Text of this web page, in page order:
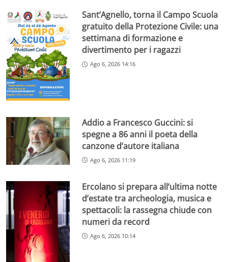
Sant’Agnello, torna il Campo Scuola
gratuito della Protezione Civile: una
settimana di formazione e
divertimento per i ragazzi
Ago 6, 2026 14:16
Addio a Francesco Guccini: si
spegne a 86 anni il poeta della
canzone d’autore italiana
Ago 6, 2026 11:19
Ercolano si prepara all’ultima notte
d’estate tra archeologia, musica e
spettacoli: la rassegna chiude con
numeri da record
Ago 6, 2026 10:14